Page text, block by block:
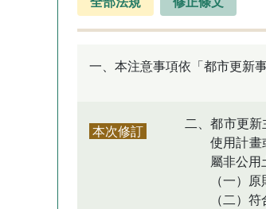
一、本注意事項依「都市更新
本次修訂
二、都市更
使用計畫
屬非公用
（一）
（二）